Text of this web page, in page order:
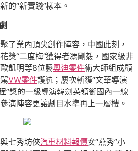
的“新實踐”樣本。
了業內頂尖創作陣容，中國此刻，
獎“二度梅”獲得者馮剛毅，國家級非
凱明等8位藝奧迪零件術大師組成顧
VW零件護航；屢次斬獲“文華導演
”獎的一級導演韓劍英領銜國內一線
演陣容更讓劇目水準再上一層樓。
七秀坊俠汽車材料報價女“燕秀”小